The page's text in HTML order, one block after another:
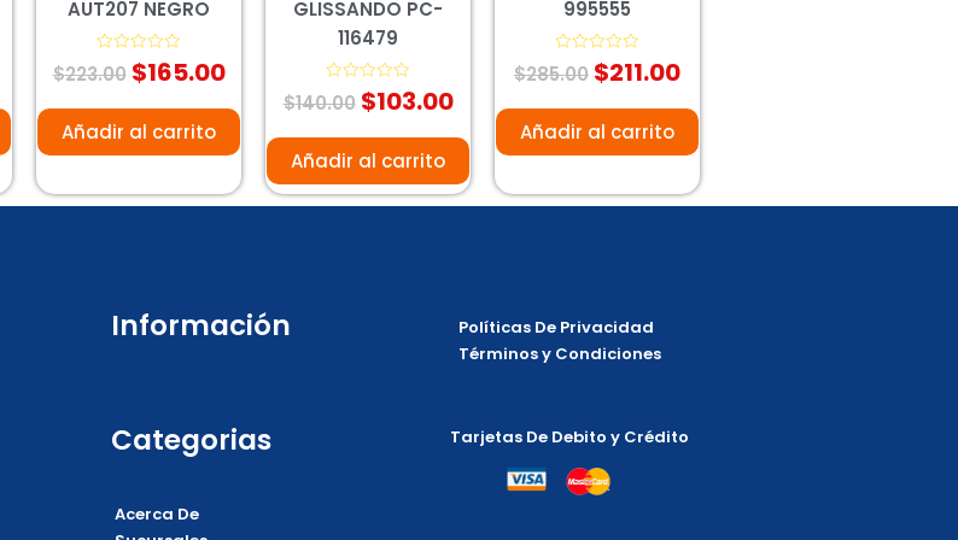
AUT207 NEGRO
Valorado
con
de
$223.00 $165.00
Añadir al carrito
GLISSANDO PC-
116479
Valorado
con
de
$140.00 $103.00
Añadir al carrito
995555
Valorado
con
de
$285.00 $211.00
Añadir al carrito
Información
Categorias
Acerca De
Políticas De Privacidad
Términos y Condiciones
Tarjetas De Debito y Crédito